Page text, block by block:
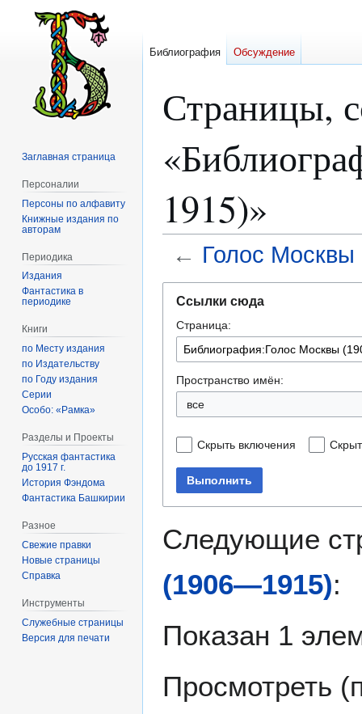
Страницы,
1915)»
← Голос
навигации
поиску
Ссылки сюда
Страница:
Пространство имён:
все
Скрыть включения
Выполнить
Следующие
(1906—1915):
Показан 1
Просмотреть (
Библиография Обсуждение
Заглавная страница
Персоналии
Персоны по алфавиту
Книжные издания по
авторам
Периодика
Издания
Фантастика в
периодике
Книги
по Месту издания
по Издательству
по Году издания
Серии
Особо: «Рамка»
Разделы и Проекты
Русская фантастика
до 1917 г.
История Фэндома
Фантастика Башкирии
Разное
Свежие правки
Новые страницы
Справка
Инструменты
Служебные страницы
Версия для печати